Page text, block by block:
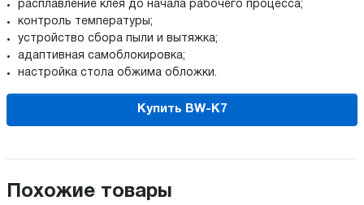
расплавление клея до начала рабочего процесса;
контроль температуры;
устройство сбора пыли и вытяжка;
адаптивная самоблокировка;
настройка стола обжима обложки.
Купить BW-K7
Похожие товары